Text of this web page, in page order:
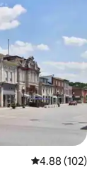
औसत रेटिंग 5 में से
4.88 (102)